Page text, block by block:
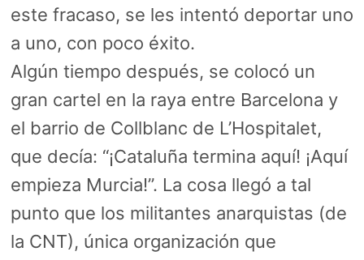
este fracaso, se les intentó deportar uno
a uno, con poco éxito.
Algún tiempo después, se colocó un
gran cartel en la raya entre Barcelona y
el barrio de Collblanc de L’Hospitalet,
que decía: “¡Cataluña termina aquí! ¡Aquí
empieza Murcia!”. La cosa llegó a tal
punto que los militantes anarquistas (de
la CNT), única organización que